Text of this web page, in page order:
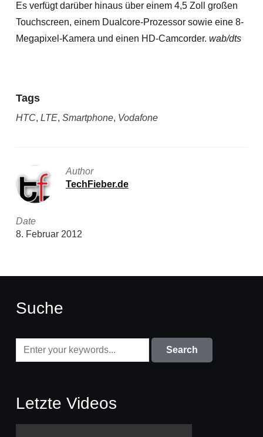
Es verfügt darüber hinaus über einem 4,5 Zoll großen
Touchscreen, einem Dualcore-Prozessor sowie eine 8-
Megapixel-Kamera und einen HD-Camcorder. wab/dts
Tags
HTC, LTE, Smartphone, Vodafone
Author
TechFieber.de
Date
8. Februar 2012
Suche
Letzte Videos